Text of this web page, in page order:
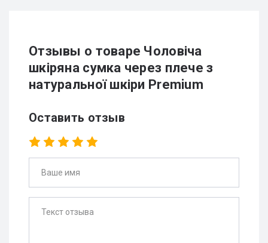
Отзывы о товаре Чоловіча
шкіряна сумка через плече з
натуральної шкіри Premium
Оставить отзыв